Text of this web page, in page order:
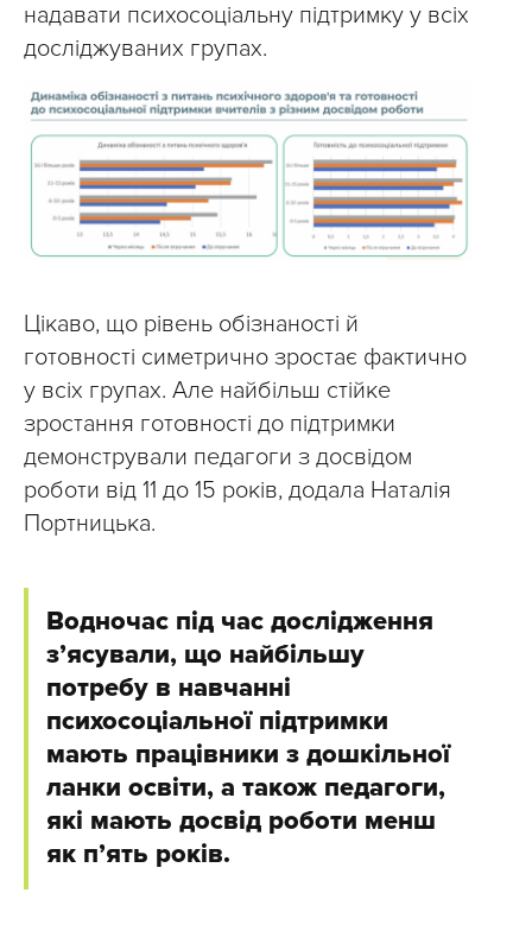
надавати психосоціальну підтримку у всіх
досліджуваних групах.
Цікаво, що рівень обізнаності й
готовності симетрично зростає фактично
у всіх групах. Але найбільш стійке
зростання готовності до підтримки
демонстрували педагоги з досвідом
роботи від 11 до 15 років, додала Наталія
Портницька.
Водночас під час дослідження
зʼясували, що найбільшу
потребу в навчанні
психосоціальної підтримки
мають працівники з дошкільної
ланки освіти, а також педагоги,
які мають досвід роботи менш
як п’ять років.